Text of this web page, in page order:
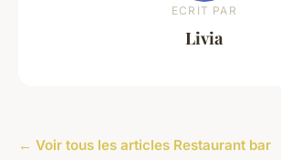
ECRIT PAR
Livia
← Voir tous les articles Restaurant bar